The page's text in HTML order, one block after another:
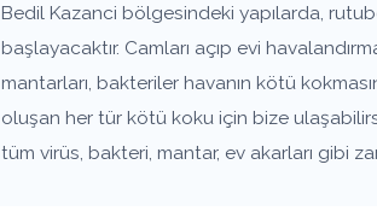
Bedil Kazanci bölgesindeki yapılarda,
başlayacaktır. Camları açıp evi
mantarları, bakteriler havanın kötü
oluşan her tür kötü koku için bize
tüm virüs, bakteri, mantar, ev akarları gibi